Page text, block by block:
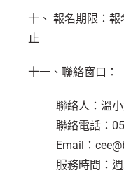
十、 報名期限：
止
十一、聯絡窗口：
聯絡人：溫小
聯絡電話：
Email：
服務時間：